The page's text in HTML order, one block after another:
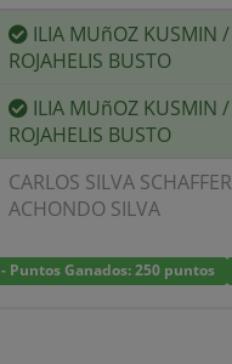
ILIA MUñOZ KUSMIN /
ROJAHELIS BUSTO
ILIA MUñOZ KUSMIN /
ROJAHELIS BUSTO
CARLOS SILVA SCHAFFER
ACHONDO SILVA
- Puntos Ganados: 250 puntos